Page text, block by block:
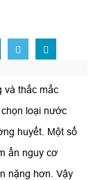
và thắc mắc
chọn loại nước
huyết. Một số
ẩn nguy cơ
nặng hơn. Vậy